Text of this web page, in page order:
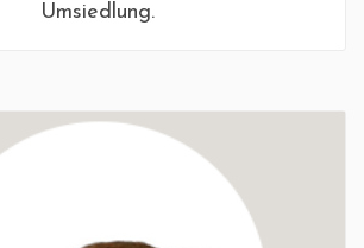
Umsiedlung.